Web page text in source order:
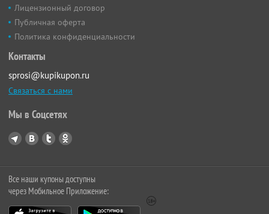
Лицензионный договор
Публичная оферта
Политика конфиденциальности
Контакты
sprosi@kupikupon.ru
Связаться с нами
Мы в Соцсетях
Все наши купоны доступны
через Мобильное Приложение: